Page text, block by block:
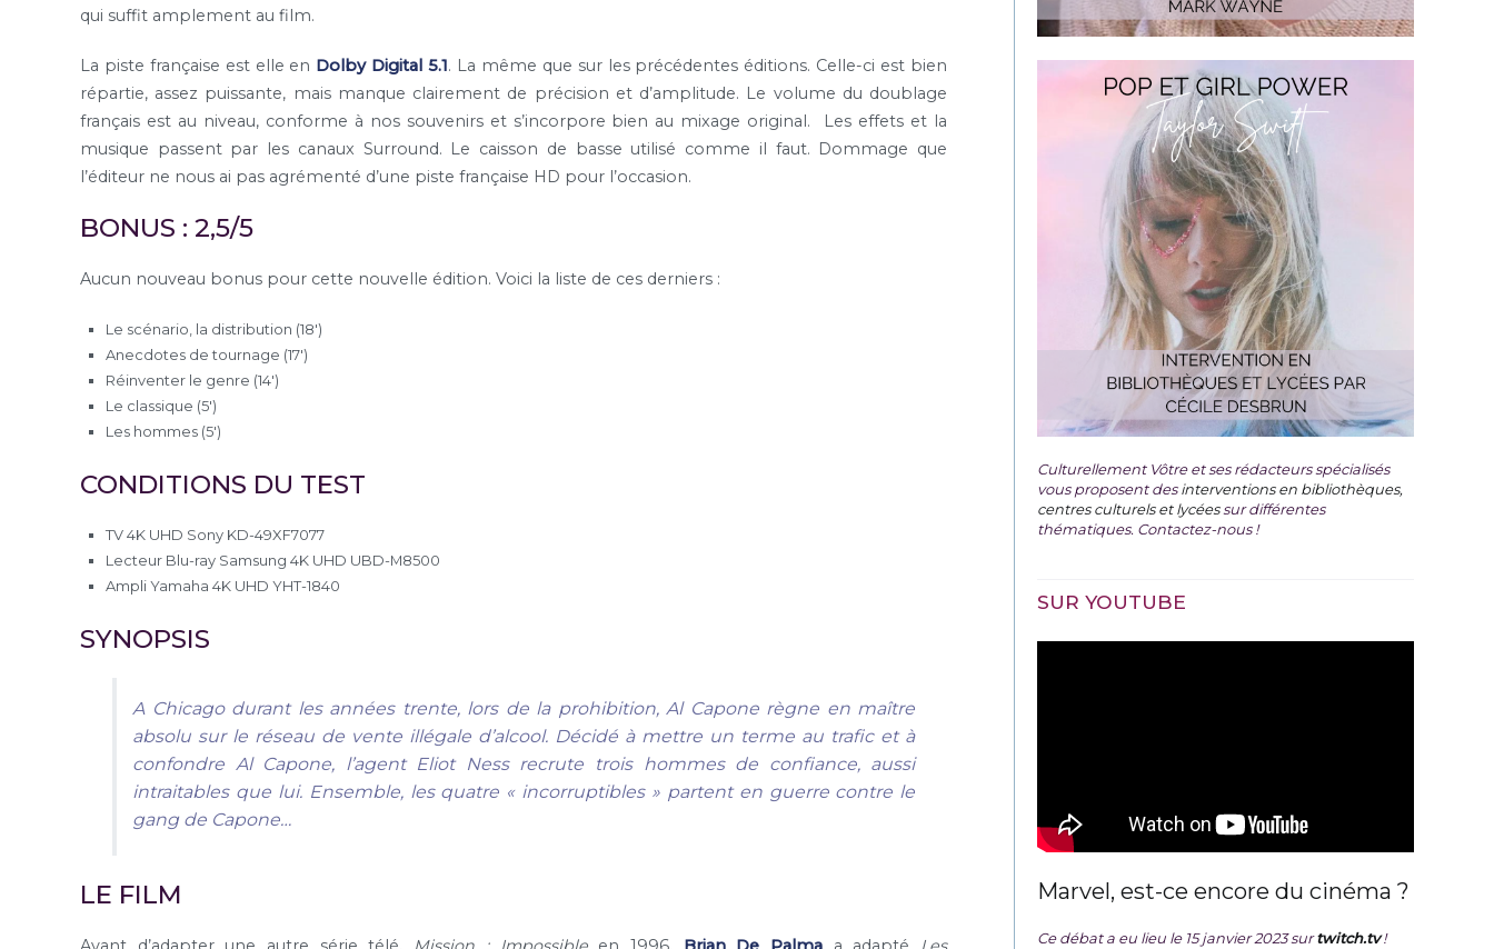
qui suffit amplement au film.
La piste française est elle en Dolby Digital 5.1. La même que sur les précédentes éditions. Celle-ci est bien
répartie, assez puissante, mais manque clairement de précision et d’amplitude. Le volume du doublage
français est au niveau, conforme à nos souvenirs et s’incorpore bien au mixage original. Les effets et la
musique passent par les canaux Surround. Le caisson de basse utilisé comme il faut. Dommage que
l’éditeur ne nous ai pas agrémenté d’une piste française HD pour l’occasion.
BONUS : 2,5/5
Aucun nouveau bonus pour cette nouvelle édition. Voici la liste de ces derniers :
Le scénario, la distribution (18′)
Anecdotes de tournage (17′)
Réinventer le genre (14′)
Le classique (5′)
Les hommes (5′)
CONDITIONS DU TEST
TV 4K UHD Sony KD-49XF7077
Lecteur Blu-ray Samsung 4K UHD UBD-M8500
Ampli Yamaha 4K UHD YHT-1840
SYNOPSIS
A Chicago durant les années trente, lors de la prohibition, Al Capone règne en maître
absolu sur le réseau de vente illégale d’alcool. Décidé à mettre un terme au trafic et à
confondre Al Capone, l’agent Eliot Ness recrute trois hommes de confiance, aussi
intraitables que lui. Ensemble, les quatre « incorruptibles » partent en guerre contre le
gang de Capone…
LE FILM
Culturellement Vôtre et ses rédacteurs spécialisés
vous proposent desinterventions en bibliothèques,
centres culturels et lycéessur différentes
thématiques. Contactez-nous !
SUR YOUTUBE
Marvel, est-ce encore du cinéma ?
Ce débat a eu lieu le 15 janvier 2023 surtwitch.tv !